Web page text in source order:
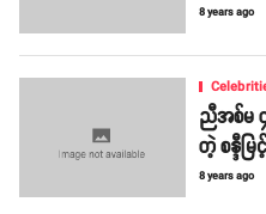
8 years ago
ညီအစ်မ
တဲ့ စန္ဒီမ
8 years ago